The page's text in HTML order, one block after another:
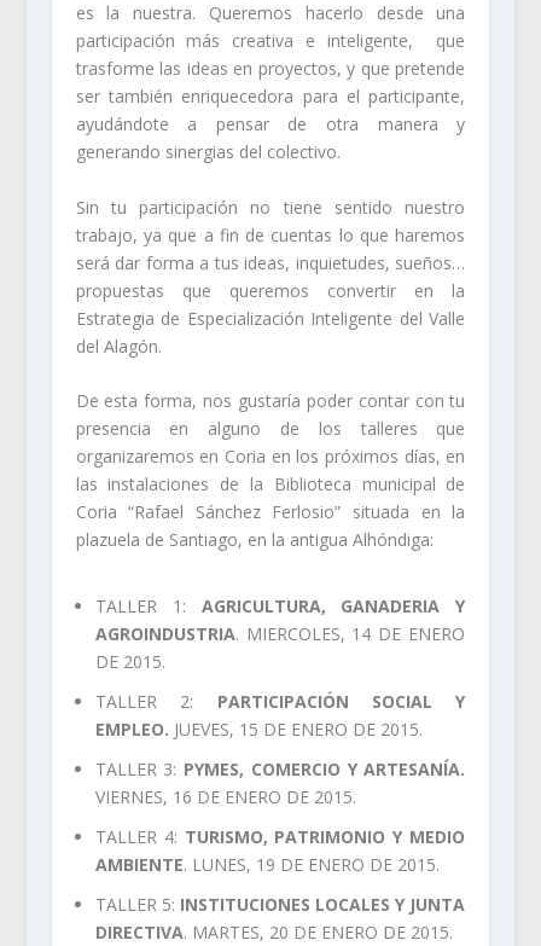
es la nuestra. Queremos hacerlo desde una
participación más creativa e inteligente, que
trasforme las ideas en proyectos, y que pretende
ser también enriquecedora para el participante,
ayudándote a pensar de otra manera y
generando sinergias del colectivo.
Sin tu participación no tiene sentido nuestro
trabajo, ya que a fin de cuentas lo que haremos
será dar forma a tus ideas, inquietudes, sueños…
propuestas que queremos convertir en la
Estrategia de Especialización Inteligente del Valle
del Alagón.
De esta forma, nos gustaría poder contar con tu
presencia en alguno de los talleres que
organizaremos en Coria en los próximos días, en
las instalaciones de la Biblioteca municipal de
Coria “Rafael Sánchez Ferlosio” situada en la
plazuela de Santiago, en la antigua Alhóndiga:
TALLER 1: AGRICULTURA, GANADERIA Y
AGROINDUSTRIA. MIERCOLES, 14 DE ENERO
DE 2015.
TALLER 2: PARTICIPACIÓN SOCIAL Y
EMPLEO. JUEVES, 15 DE ENERO DE 2015.
TALLER 3: PYMES, COMERCIO Y ARTESANÍA.
VIERNES, 16 DE ENERO DE 2015.
TALLER 4: TURISMO, PATRIMONIO Y MEDIO
AMBIENTE. LUNES, 19 DE ENERO DE 2015.
TALLER 5: INSTITUCIONES LOCALES Y JUNTA
DIRECTIVA. MARTES, 20 DE ENERO DE 2015.